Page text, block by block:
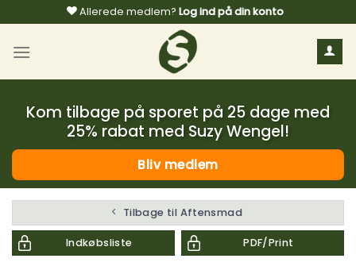
til
indhold
Allerede medlem? Log ind på din konto
Kom tilbage på sporet på 25 dage med
25% rabat med Suzy Wengel!
Bliv medlem
Tilbage til Aftensmad
Indkøbsliste PDF/Print